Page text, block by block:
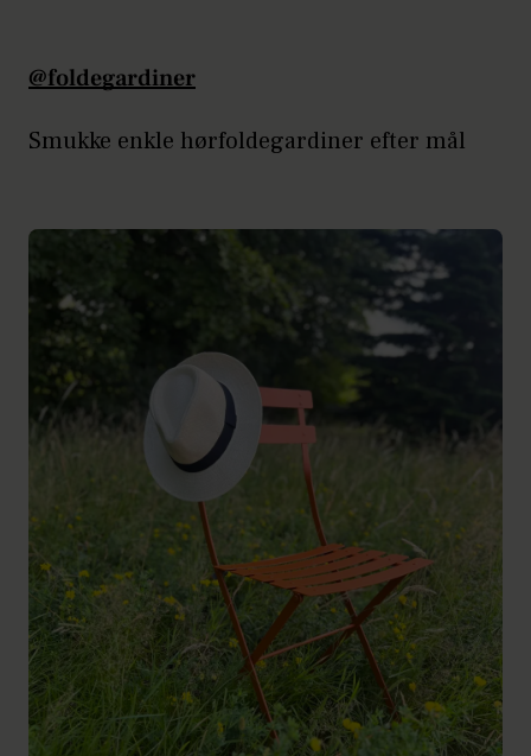
@foldegardiner
Smukke enkle hørfoldegardiner efter mål